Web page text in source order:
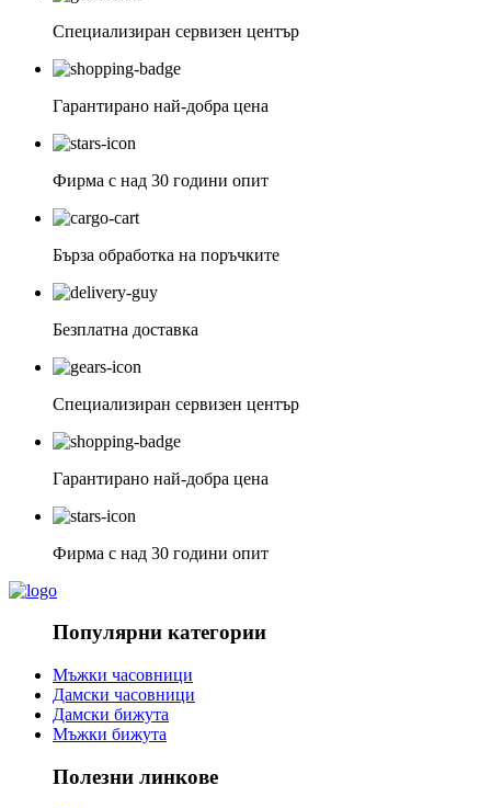
Специализиран сервизен център
Гарантирано най-добра цена
Фирма с над 30 години опит
Бърза обработка на поръчките
Безплатна доставка
Специализиран сервизен център
Гарантирано най-добра цена
Фирма с над 30 години опит
Популярни категории
Мъжки часовници
Дамски часовници
Дамски бижута
Мъжки бижута
Полезни линкове